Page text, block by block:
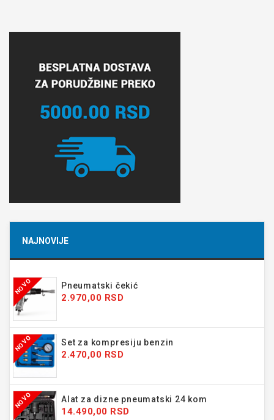
NAJNOVIJE
NOVO Pneumatski čekić
2.970,00 RSD
NOVO Set za kompresiju benzin
2.470,00 RSD
NOVO Alat za dizne pneumatski 24 kom
14.490,00 RSD